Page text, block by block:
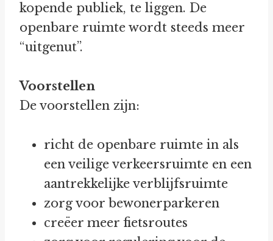
kopende publiek, te liggen. De
openbare ruimte wordt steeds meer
“uitgenut”.
Voorstellen
De voorstellen zijn:
richt de openbare ruimte in als
een veilige verkeersruimte en een
aantrekkelijke verblijfsruimte
zorg voor bewonerparkeren
creëer meer fietsroutes